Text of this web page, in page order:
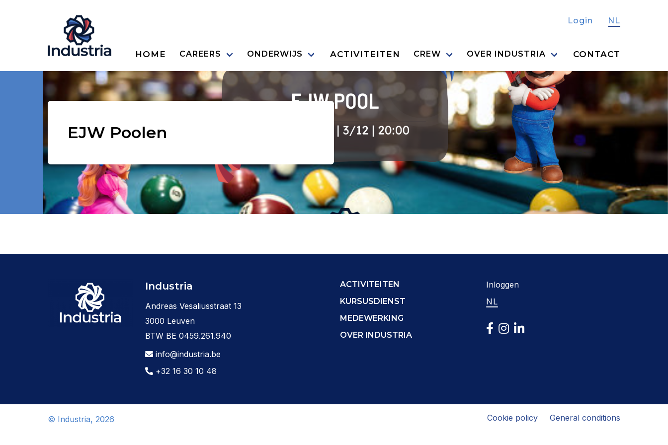
Login NL
HOME CAREERS ONDERWIJS ACTIVITEITEN CREW OVER INDUSTRIA CONTACT
EJW Poolen
Industria
Andreas Vesaliusstraat 13
3000 Leuven
BTW BE 0459.261.940
info@industria.be
+32 16 30 10 48
ACTIVITEITEN
KURSUSDIENST
MEDEWERKING
OVER INDUSTRIA
Inloggen
NL
© Industria, 2026 Cookie policy General conditions